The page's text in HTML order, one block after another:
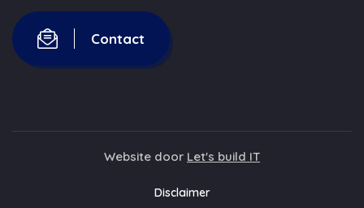
Contact
Website door Let's build IT
Disclaimer